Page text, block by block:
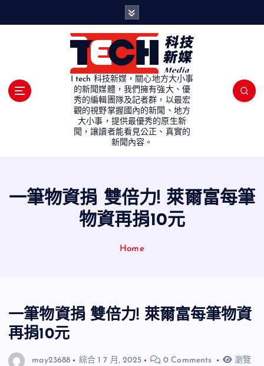
I tech 科技新媒，關心地方大小事
的新聞媒體，我們擁有強大、優
秀的編輯團隊及記者群，以最宏
觀的視野掌握國內的新聞、地方
大小事，提供最優秀的原生新
聞，讓讀者能看見公正、真實的
新聞內容。
一筆物資捐 雙倍力! 萊爾富每筆
物資再捐10元
Home
一筆物資捐 雙倍力! 萊爾富每筆物資
再捐10元
may23688 綜合 1 7 月, 2025 0 Comments
瀏覽